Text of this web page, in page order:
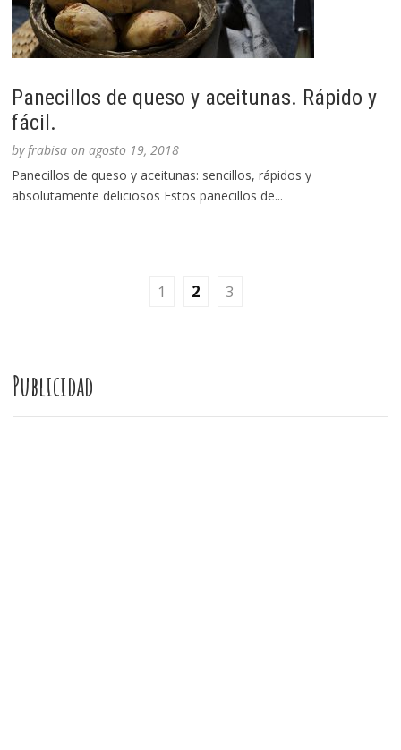
Panecillos de queso y aceitunas. Rápido y
fácil.
byfrabisa onagosto 19, 2018
Panecillos de queso y aceitunas: sencillos, rápidos y
absolutamente deliciosos Estos panecillos de...
1 2 3
Publicidad